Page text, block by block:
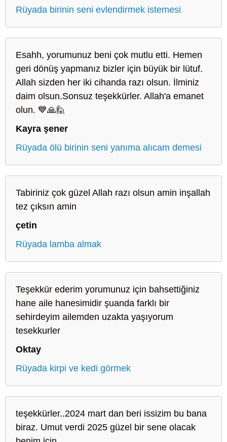
Rüyada birinin seni evlendirmek istemesi
Esahh, yorumunuz beni çok mutlu etti. Hemen
geri dönüş yapmanız bizler için büyük bir lütuf.
Allah sizden her iki cihanda razı olsun. İlminiz
daim olsun.Sonsuz teşekkürler. Allah'a emanet
olun. 💙🙏🙋
Kayra şener
Rüyada ölü birinin seni yanıma alıcam demesi
Tabiriniz çok güzel Allah razı olsun amin inşallah
tez çıksın amin
çetin
Rüyada lamba almak
Teşekkür ederim yorumunuz için bahsettiğiniz
hane aile hanesimidir şuanda farklı bir
sehirdeyim ailemden uzakta yaşıyorum
tesekkurler
Oktay
Rüyada kirpi ve kedi görmek
teşekkürler..2024 mart dan beri issizim bu bana
biraz. Umut verdi 2025 güzel bir sene olacak